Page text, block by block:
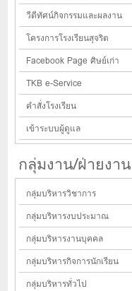
วีดีทัศน์กิจกรรมและผลงาน
โครงการโรงเรียนสุจริต
Facebook Page ศิษย์เก่า
TKB e-Service
คำสั่งโรงเรียน
เข้าระบบผู้ดูแล
กลุ่มงาน/ฝ่ายงาน
กลุ่มบริหารวิชาการ
กลุ่มบริหารงบประมาณ
กลุ่มบริหารงานบุคคล
กลุ่มบริหารกิจการนักเรียน
กลุ่มบริหารทั่วไป